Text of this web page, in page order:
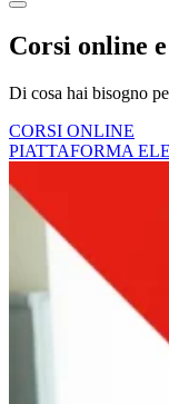
Corsi online
Di cosa hai bisogno
CORSI ONLINE
PIATTAFORMA